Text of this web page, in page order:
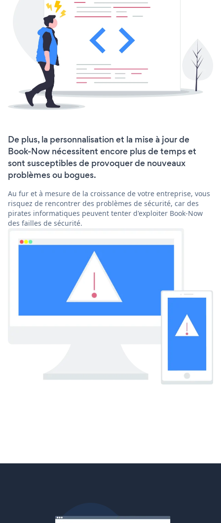
De plus, la personnalisation et la mise à jour de
Book-Now nécessitent encore plus de temps et
sont susceptibles de provoquer de nouveaux
problèmes ou bogues.
Au fur et à mesure de la croissance de votre entreprise, vous
risquez de rencontrer des problèmes de sécurité, car des
pirates informatiques peuvent tenter d'exploiter Book-Now
des failles de sécurité.